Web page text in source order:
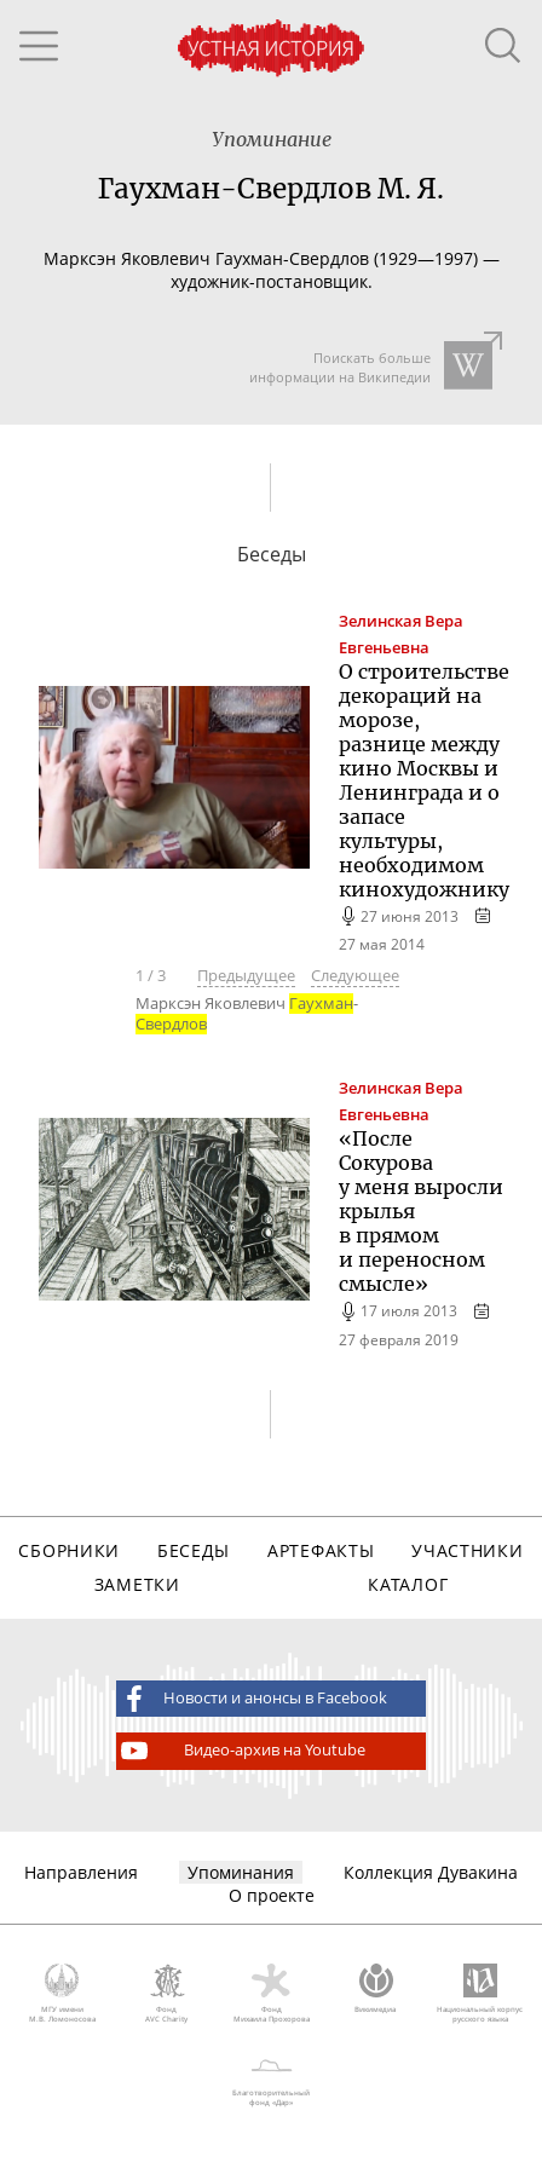
Упоминание
Гаухман-Свердлов М. Я.
Марксэн Яковлевич Гаухман-Свердлов(1929—1997) —
художник-постановщик.
Поискать больше
информации на Википедии
Беседы
Зелинская Вера
Евгеньевна
О строительстве
декораций на
морозе,
разнице между
кино Москвы и
Ленинграда и о
запасе
культуры,
необходимом
кинохудожнику
27 июня 2013
27 мая 2014
1 /3 Предыдущее
Следующее
Марксэн Яковлевич Гаухман-
Свердлов
Зелинская Вера
Евгеньевна
«После
Сокурова
у меня выросли
крылья
в прямом
и переносном
смысле»
17 июля 2013
27 февраля 2019
СБОРНИКИ БЕСЕДЫ АРТЕФАКТЫ
УЧАСТНИКИ
ЗАМЕТКИ
КАТАЛОГ
Новости и анонсы в Facebook
Видео-архив на Youtube
Направления Упоминания
Коллекция Дувакина
О проекте
МГУ имени
М.В. Ломоносова
Фонд
AVC Charity
Фонд
Михаила Прохорова
Викимедиа
Национальный корпус
русского языка
Благотворительный
фонд «Дар»